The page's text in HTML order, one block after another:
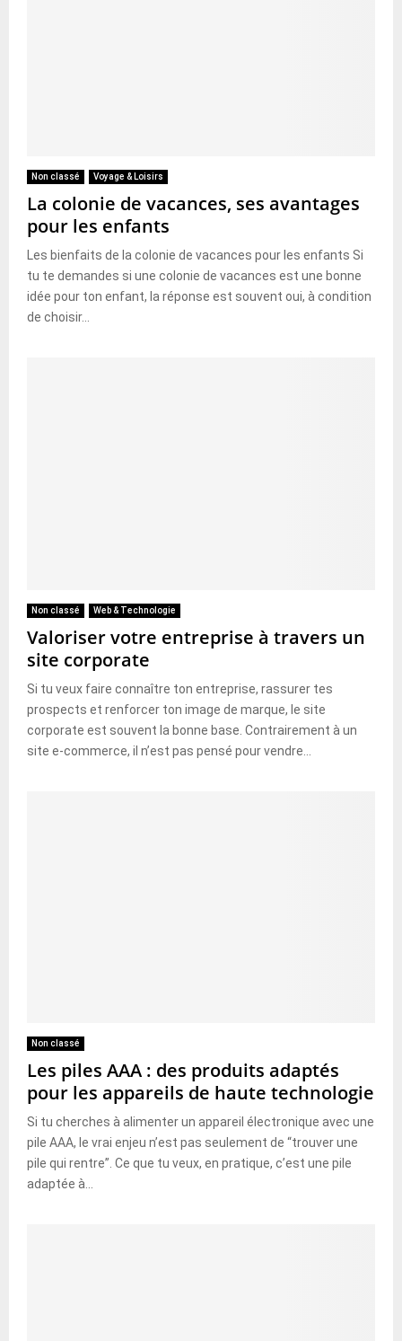
Non classé Voyage & Loisirs
La colonie de vacances, ses avantages
pour les enfants
Les bienfaits de la colonie de vacances pour les enfants Si
tu te demandes si une colonie de vacances est une bonne
idée pour ton enfant, la réponse est souvent oui, à condition
de choisir...
Non classé Web & Technologie
Valoriser votre entreprise à travers un
site corporate
Si tu veux faire connaître ton entreprise, rassurer tes
prospects et renforcer ton image de marque, le site
corporate est souvent la bonne base. Contrairement à un
site e-commerce, il n’est pas pensé pour vendre...
Non classé
Les piles AAA : des produits adaptés
pour les appareils de haute technologie
Si tu cherches à alimenter un appareil électronique avec une
pile AAA, le vrai enjeu n’est pas seulement de “trouver une
pile qui rentre”. Ce que tu veux, en pratique, c’est une pile
adaptée à...